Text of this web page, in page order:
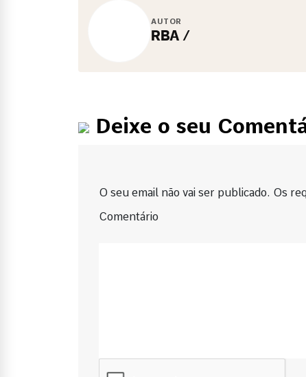
AUTOR
RBA /
Deixe o seu
O seu email não vai ser publicado. Os
Comentário